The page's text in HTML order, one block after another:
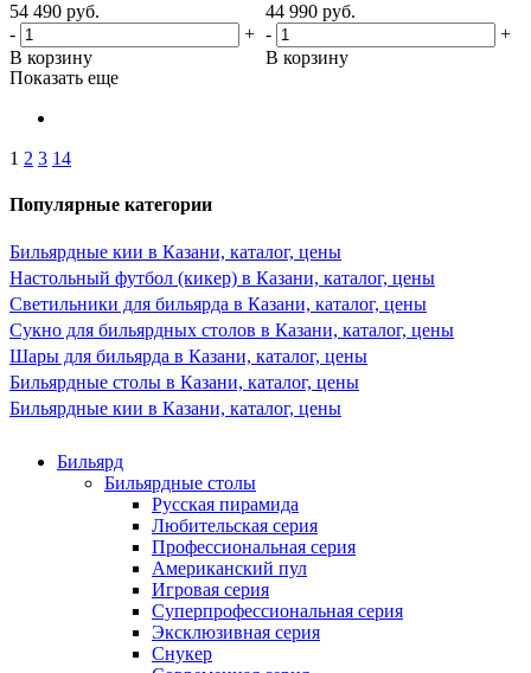
54 490 руб.
-
+
В корзину
44 990 руб.
-
+
В корзину
Показать еще
1 2 3 14
Популярные категории
Бильярдные кии в Казани, каталог, цены
Настольный футбол (кикер) в Казани, каталог, цены
Светильники для бильярда в Казани, каталог, цены
Сукно для бильярдных столов в Казани, каталог, цены
Шары для бильярда в Казани, каталог, цены
Бильярдные столы в Казани, каталог, цены
Бильярдные кии в Казани, каталог, цены
Бильярд
Бильярдные столы
Русская пирамида
Любительская серия
Профессиональная серия
Американский пул
Игровая серия
Суперпрофессиональная серия
Эксклюзивная серия
Снукер